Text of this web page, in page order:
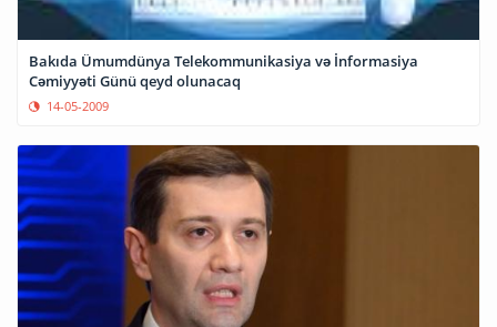
Bakıda Ümumdünya Telekommunikasiya və İnformasiya
Cəmiyyəti Günü qeyd olunacaq
14-05-2009